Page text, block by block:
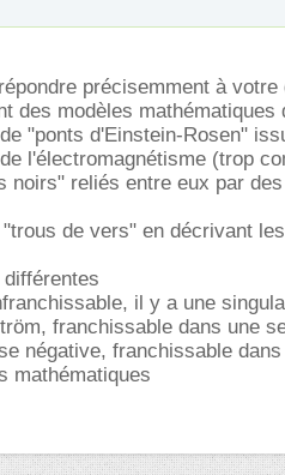
précisemment à votre
des modèles mathématiques
"ponts d'Einstein-Rosen"
l'électromagnétisme (trop
noirs" reliés entre eux par
de vers" en décrivant
il y a une
franchissable dans une
négative, franchissable
mathématiques